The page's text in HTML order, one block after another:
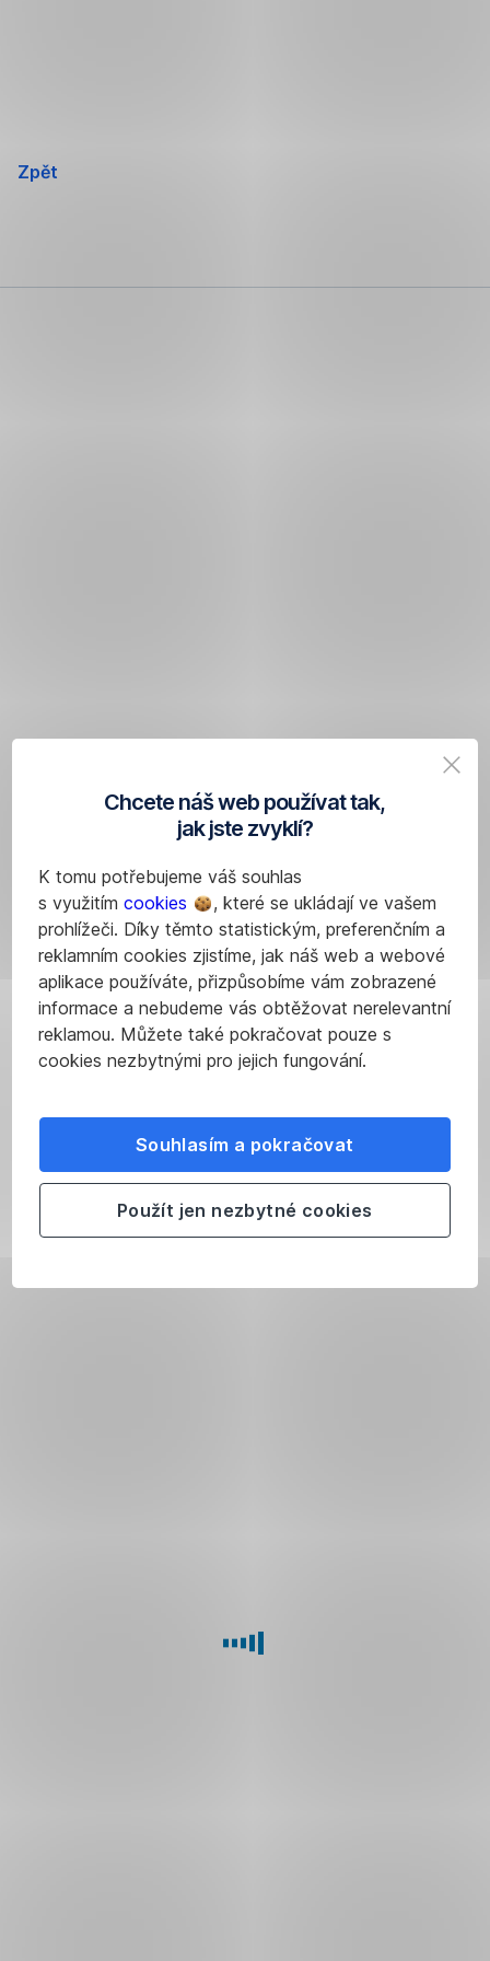
Chcete náš web používat tak,
jak jste zvyklí?
K tomu potřebujeme váš souhlas
s využitím cookies
, které se ukládají ve vašem
prohlížeči. Díky těmto statistickým, preferenčním a
reklamním cookies zjistíme, jak náš web a webové
aplikace používáte, přizpůsobíme vám zobrazené
informace a nebudeme vás obtěžovat nerelevantní
reklamou. Můžete také pokračovat pouze s
cookies nezbytnými pro jejich fungování.
Souhlasím a pokračovat
Použít jen nezbytné cookies
Zpět